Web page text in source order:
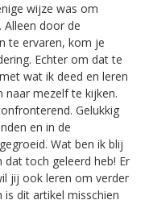
wijze was om
Alleen door de
te ervaren, kom je
Echter om dat te
wat ik deed en leren
mezelf te kijken.
Gelukkig
en in de
Wat ben ik blij
dat toch geleerd heb! Er
jij ook leren om verder
dit artikel misschien